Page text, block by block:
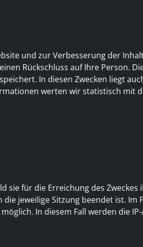
und zur Verbesserung der
Rückschluss auf Ihre Person.
In diesen Zwecken liegt
werten wir statistisch mit
sie für die Erreichung des
jeweilige Sitzung beendet ist. Im
In diesem Fall werden die